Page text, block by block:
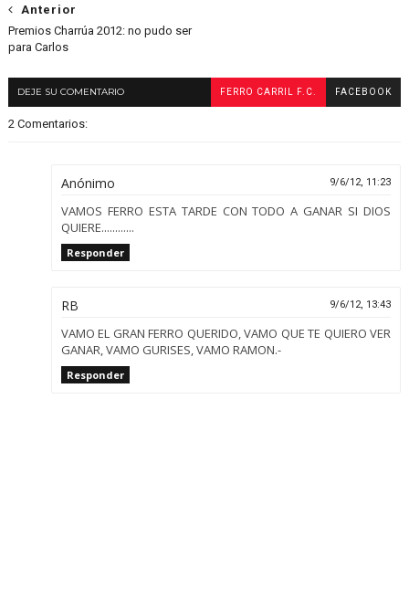
Anterior
Premios Charrúa 2012: no pudo ser
para Carlos
DEJE SU COMENTARIO FERRO CARRIL F.C. FACEBOOK
2 Comentarios:
Anónimo 9/6/12, 11:23
VAMOS FERRO ESTA TARDE CON TODO A GANAR SI DIOS
QUIERE............
Responder
RB 9/6/12, 13:43
VAMO EL GRAN FERRO QUERIDO, VAMO QUE TE QUIERO VER
GANAR, VAMO GURISES, VAMO RAMON.-
Responder